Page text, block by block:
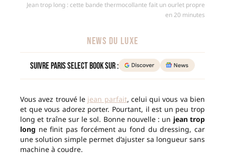
Jean trop long : cette bande thermocollante fait un ourlet propre
en 20 minutes
NEWS DU LUXE
Suivre Paris Select Book sur :
Vous avez trouvé le jean parfait, celui qui vous va bien
et que vous adorez porter. Pourtant, il est un peu trop
long et traîne sur le sol. Bonne nouvelle : un jean trop
long ne finit pas forcément au fond du dressing, car
une solution simple permet d’ajuster sa longueur sans
machine à coudre.